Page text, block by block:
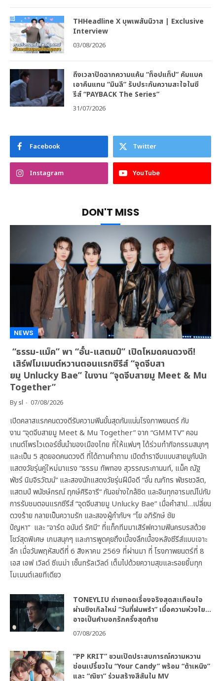
THHeadline X บุพเพสันนิวาส | Exclusive
Interview
03/08/2026
ถึงเวลาปิดฉากความแค้น “ท็อปแท็ป” คัมแบค
เอาคืนแทน “มินลี” รับประกันความสะใจในซี
รีส์ “PAYBACK The Series”
31/07/2026
Facebook Twitter
Instagram YouTube
DON'T MISS
NEWS
“ธรรม-แม็ค” พา “อั๋น-แสตมป์” เปิดโหมดคนดวงดี!
เสิร์ฟโมเมนต์หวานตอนแรกซีรีส์ “จุดจีบสา
ยมู Unlucky Bae” ในงาน “จุดจีบสายมู Meet & Mu
Together”
Bysl 07/08/2026
เปิดคลาสแรกคนดวงดีรับความฟินขั้นสุดกันแน่นโรงภาพยนตร์ กับ
งาน “จุดจีบสายมู Meet & Mu Together” จาก “GMMTV” คอน
เทนต์โพรไวเดอร์ชั้นนำของเมืองไทย ที่ให้แฟนๆ ได้ร่วมทำกิจกรรมสนุกๆ
และเป็น 5 สุดยอดคนดวงดี ที่ได้ถามคำถาม เปิดตำราจีบแบบสายมูกับนัก
แสดงวัยรุ่นคู่ใหม่มาแรง “ธรรม ทัพทอง สุวรรณระกานนท์, แม็ค ณัฐ
พัชร์ นิมจิรวัฒน์” และสองนักแสดงวัยรุ่นฝีมือดี “อั๋น ณภัทร พัชรชวลิต,
แสตมป์ พนัชษ์กรณ์ ฤกษ์ศิริอารี” กันอย่างใกล้ชิด และอินทุกอารมณ์ไปกับ
การรับชมตอนแรกซีรีส์ “จุดจีบสายมู Unlucky Bae” เมื่อคำสาป…เปลี่ยน
ดวงร้าย กลายเป็นความรัก และสองผู้กำกับฯ “โย อภิรักษ์ ชัย
ปัญหา” และ “อาร์ต อนันต์ รัศมี” ที่แท็กทีมมาเสิร์ฟความฟินครบรสด้วย
โชว์สุดพิเศษ เกมสนุกๆ และการพูดคุยถึงเบื้องลึกเบื้องหลังซีรีส์แบบเจาะ
ลึก เมื่อวันพฤหัสบดีที่ 6 สิงหาคม 2569 ที่ผ่านมา ที่ โรงภาพยนตร์ที่ 8
เอส เอฟ เวิลด์ ซีเนม่า เซ็นทรัลเวิลด์ เต็มไปด้วยความสุขและรอยยิ้มทุก
โมเมนต์เลยทีเดียว
TONEYLIU ถ่ายทอดเรื่องจริงสุดสะเทือนใจ
ผ่านซิงเกิลใหม่ “วันที่ฝนพรำ” เมื่อความห่วงใย…
อาจเป็นคำบอกรักครั้งสุดท้าย
07/08/2026
“PP KRIT” ชวนเปิดประสบการณ์ความหวาน
ซ่อนเปรี้ยวใน “Your Candy” พร้อม “ต้าเหนิง”
และ “ณิชา” ร่วมสร้างสีสันใน MV